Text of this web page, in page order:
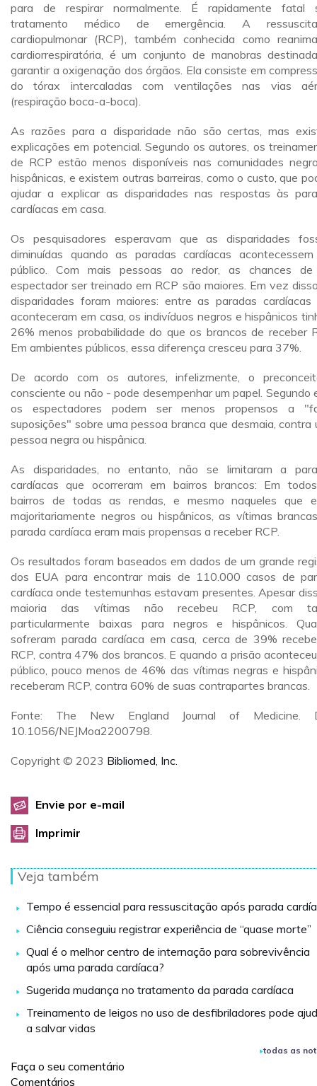
para de respirar normalmente. É rapidamente fatal
tratamento médico de emergência. A
cardiopulmonar (RCP), também conhecida como
cardiorrespiratória, é um conjunto de manobras
garantir a oxigenação dos órgãos. Ela consiste em
do tórax intercaladas com ventilações nas vias
(respiração boca-a-boca).
As razões para a disparidade não são certas, mas
explicações em potencial. Segundo os autores, os
de RCP estão menos disponíveis nas comunidades
hispânicas, e existem outras barreiras, como o custo, que
ajudar a explicar as disparidades nas respostas às
cardíacas em casa.
Os pesquisadores esperavam que as disparidades
diminuídas quando as paradas cardíacas
público. Com mais pessoas ao redor, as chances de
espectador ser treinado em RCP são maiores. Em vez
disparidades foram maiores: entre as paradas cardíacas
aconteceram em casa, os indivíduos negros e hispânicos
26% menos probabilidade do que os brancos de receber
Em ambientes públicos, essa diferença cresceu para 37%.
De acordo com os autores, infelizmente, o
consciente ou não - pode desempenhar um papel. Segundo
os espectadores podem ser menos propensos a
suposições" sobre uma pessoa branca que desmaia, contra
pessoa negra ou hispânica.
As disparidades, no entanto, não se limitaram a
cardíacas que ocorreram em bairros brancos: Em
bairros de todas as rendas, e mesmo naqueles que
majoritariamente negros ou hispânicos, as vítimas
parada cardíaca eram mais propensas a receber RCP.
Os resultados foram baseados em dados de um grande
dos EUA para encontrar mais de 110.000 casos de
cardíaca onde testemunhas estavam presentes. Apesar
maioria das vítimas não recebeu RCP, com
particularmente baixas para negros e hispânicos.
sofreram parada cardíaca em casa, cerca de 39%
RCP, contra 47% dos brancos. E quando a prisão
público, pouco menos de 46% das vítimas negras e
receberam RCP, contra 60% de suas contrapartes brancas.
Fonte: The New England Journal of Medicine.
10.1056/NEJMoa2200798.
Copyright © 2023 Bibliomed, Inc.
Envie por e-mail
Imprimir
Veja também
Tempo é essencial para ressuscitação após parada
Ciência conseguiu registrar experiência de “quase morte”
Qual é o melhor centro de internação para sobrevivência
após uma parada cardíaca?
Sugerida mudança no tratamento da parada cardíaca
Treinamento de leigos no uso de desfibriladores pode
a salvar vidas
todas as
Faça o seu comentário
Comentários